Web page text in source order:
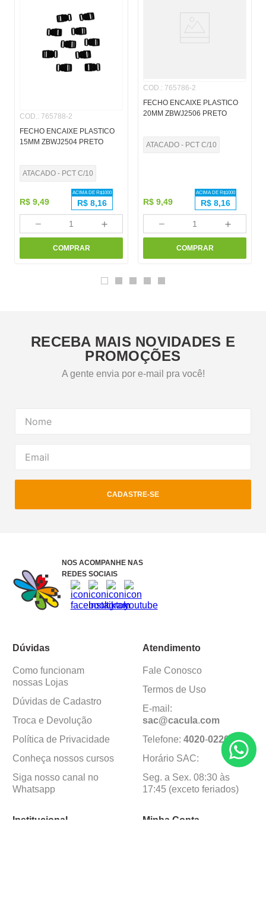
COD.: 765788-2
FECHO ENCAIXE PLASTICO
15MM ZBWJ2504 PRETO
ATACADO - PCT C/10
R$ 9,49
ACIMA DE R$1000
R$ 8,16
＋
－
COMPRAR
COD.: 765786-2
FECHO ENCAIXE PLASTICO
20MM ZBWJ2506 PRETO
ATACADO - PCT C/10
R$ 9,49
ACIMA DE R$1000
R$ 8,16
＋
－
COMPRAR
RECEBA MAIS NOVIDADES E
PROMOÇÕES
A gente envia por e-mail pra você!
CADASTRE-SE
NOS ACOMPANHE NAS
REDES SOCIAIS
Dúvidas
Como funcionam
nossas Lojas
Dúvidas de Cadastro
Troca e Devolução
Política de Privacidade
Conheça nossos cursos
Siga nosso canal no
Whatsapp
Atendimento
Fale Conosco
Termos de Uso
E-mail:
sac@cacula.com
Telefone: 4020-0220
Horário SAC:
Seg. a Sex. 08:30 às
17:45 (exceto feriados)
Institucional Minha Conta